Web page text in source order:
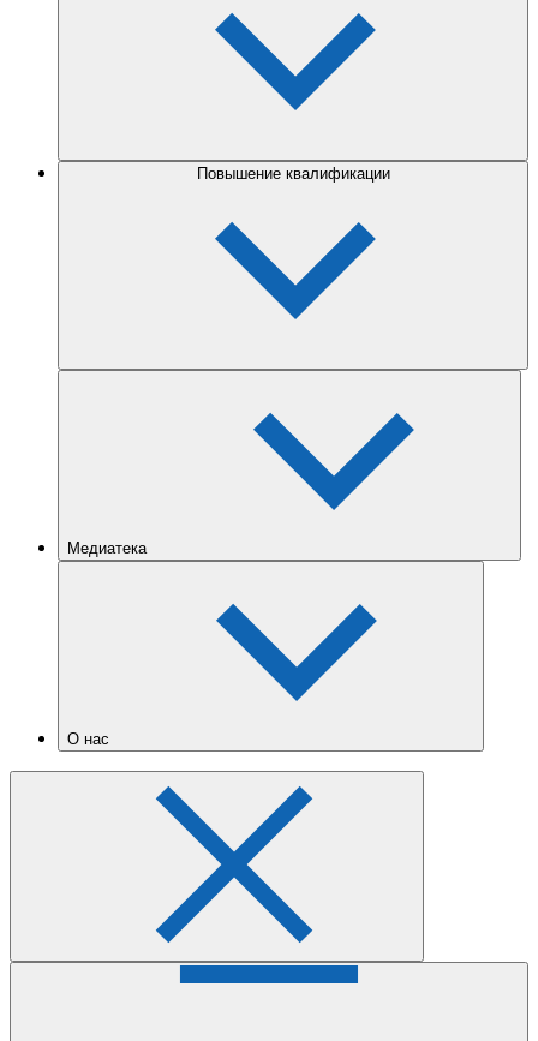
Повышение квалификации
Медиатека
О нас